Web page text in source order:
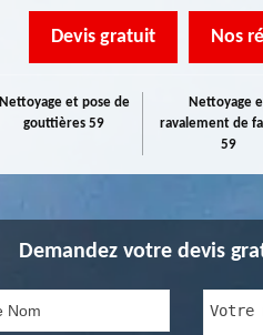
Devis gratuit Nos
Nettoyage et pose de
gouttières 59
Nettoyage
ravalement de
59
Demandez votre devis